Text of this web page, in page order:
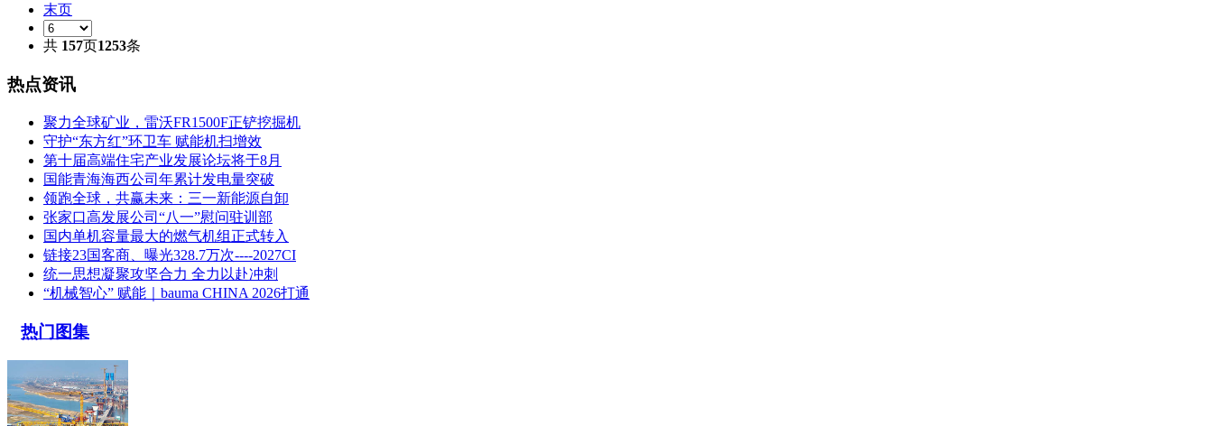
末页
共 157页1253条
热点资讯
聚力全球矿业，雷沃FR1500F正铲挖掘机
守护“东方红”环卫车 赋能机扫增效
第十届高端住宅产业发展论坛将于8月
国能青海海西公司年累计发电量突破
领跑全球，共赢未来：三一新能源自卸
张家口高发展公司“八一”慰问驻训部
国内单机容量最大的燃气机组正式转入
链接23国客商、曝光328.7万次----2027CI
统一思想凝聚攻坚合力 全力以赴冲刺
“机械智心” 赋能｜bauma CHINA 2026打通
热门图集